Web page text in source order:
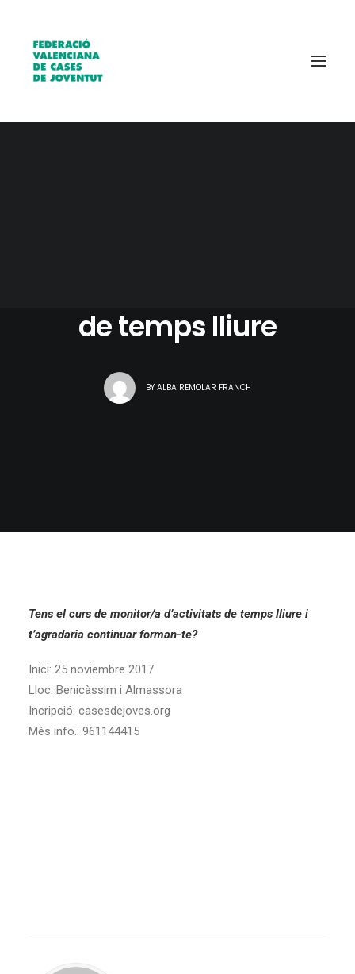
de temps lliure
BYALBA REMOLAR FRANCH
Tens el curs de monitor/a d’activitats de temps lliure i
t’agradaria continuar forman-te?
Inici: 25 noviembre 2017
Lloc: Benicàssim i Almassora
Incripció: casesdejoves.org
Més info.: 961144415